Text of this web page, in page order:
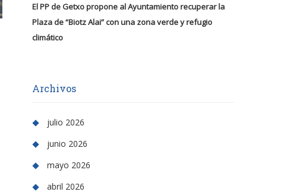
El PP de Getxo propone al Ayuntamiento recuperar la
Plaza de “Biotz Alai” con una zona verde y refugio
climático
Archivos
julio 2026
junio 2026
mayo 2026
abril 2026